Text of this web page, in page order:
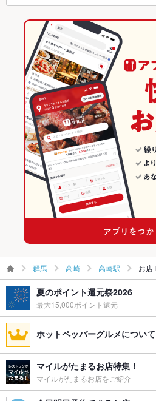
飲み放題 あり ：各種宴会コースにも
食べ放題
なし ：食べ放題のご用意はご
料理コース各種ございます。
カクテル充実、ワイン充実
お子様連れ お子様連れOK ：周りのお客
ウェディン
グパーティ
◆受付中◆お気軽にご相談下
ただけます◎
プライズ対
可
高崎駅 × 焼肉
韓国料理
韓国料理全般
高崎 × 韓国料理
高崎 × 韓国料理全般
高崎駅 × 韓国料理
高崎駅 × 韓国料理全般
高崎駅 × 韓国料理全般
群馬 × 焼肉・ホルモン
群馬 × 焼肉
群馬 × 韓国料理
群馬 × 韓国料理全般
群馬の焼肉・ホルモンランキング
高崎のグルメランキング
高崎の焼肉・ホルモンランキング
高崎駅のグルメランキング
高崎駅の焼肉・ホルモンランキング
群馬 高崎 高崎駅 お店
夏のポイント還元祭2026
最大15,000ポイント還元
ホットペッパーグルメについて
マイルがたまるお店特集！
マイルがたまるお店をご紹介